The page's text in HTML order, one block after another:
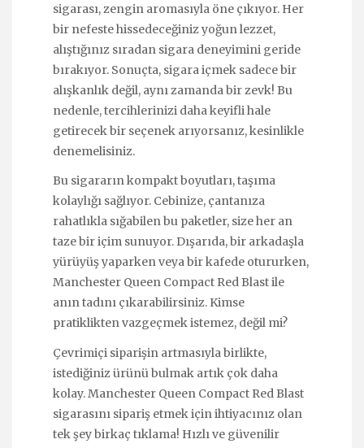
sigarası, zengin aromasıyla öne çıkıyor. Her
bir nefeste hissedeceğiniz yoğun lezzet,
alıştığınız sıradan sigara deneyimini geride
bırakıyor. Sonuçta, sigara içmek sadece bir
alışkanlık değil, aynı zamanda bir zevk! Bu
nedenle, tercihlerinizi daha keyifli hale
getirecek bir seçenek arıyorsanız, kesinlikle
denemelisiniz.
Bu sigararın kompakt boyutları, taşıma
kolaylığı sağlıyor. Cebinize, çantanıza
rahatlıkla sığabilen bu paketler, size her an
taze bir içim sunuyor. Dışarıda, bir arkadaşla
yürüyüş yaparken veya bir kafede otururken,
Manchester Queen Compact Red Blast ile
anın tadını çıkarabilirsiniz. Kimse
pratiklikten vazgeçmek istemez, değil mi?
Çevrimiçi siparişin artmasıyla birlikte,
istediğiniz ürünü bulmak artık çok daha
kolay. Manchester Queen Compact Red Blast
sigarasını sipariş etmek için ihtiyacınız olan
tek şey birkaç tıklama! Hızlı ve güvenilir